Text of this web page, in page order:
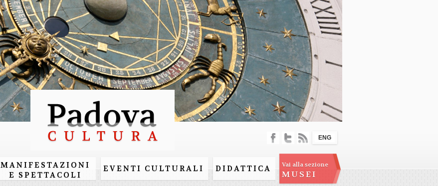
Salta al
contenuto
principale
MANIFESTAZIONI
E SPETTACOLI
EVENTI CULTURALI DIDATTICA Vai alla sezione
MUSEI
ENG